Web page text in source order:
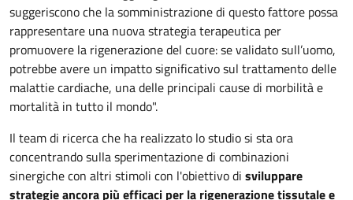
suggeriscono che la somministrazione di questo fattore possa
rappresentare una nuova strategia terapeutica per
promuovere la rigenerazione del cuore: se validato sull’uomo,
potrebbe avere un impatto significativo sul trattamento delle
malattie cardiache, una delle principali cause di morbilità e
mortalità in tutto il mondo".
Il team di ricerca che ha realizzato lo studio si sta ora
concentrando sulla sperimentazione di combinazioni
sinergiche con altri stimoli con l'obiettivo di sviluppare
strategie ancora più efficaci per la rigenerazione tissutale e